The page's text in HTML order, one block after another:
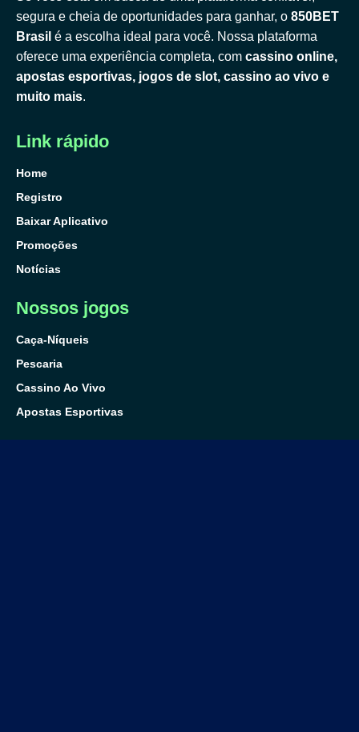
segura e cheia de oportunidades para ganhar, o 850BET
Brasil é a escolha ideal para você. Nossa plataforma
oferece uma experiência completa, com cassino online,
apostas esportivas, jogos de slot, cassino ao vivo e
muito mais.
Link rápido
Home
Registro
Baixar Aplicativo
Promoções
Notícias
Nossos jogos
Caça-Níqueis
Pescaria
Cassino Ao Vivo
Apostas Esportivas